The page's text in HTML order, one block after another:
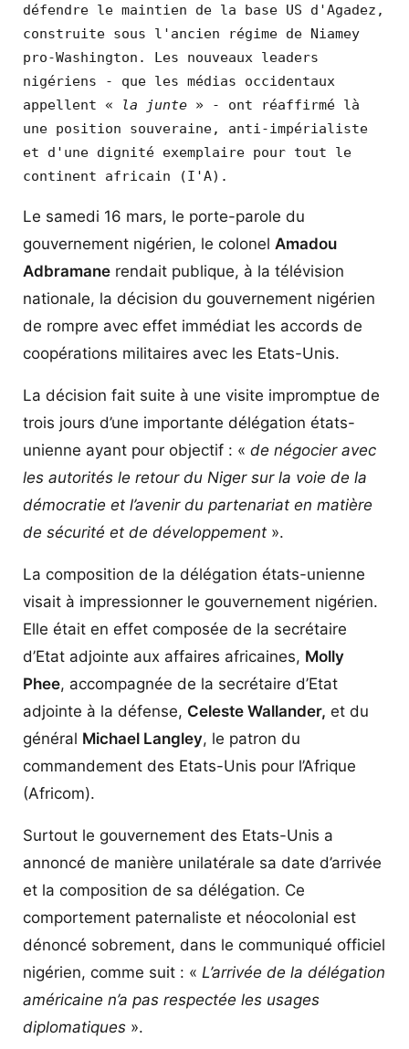
défendre le maintien de la base US d'Agadez,
construite sous l'ancien régime de Niamey
pro-Washington. Les nouveaux leaders
nigériens - que les médias occidentaux
appellent «
la junte » - ont réaffirmé là
une position souveraine, anti-impérialiste
et d'une dignité exemplaire pour tout le
continent africain (I'A).
Le samedi 16 mars, le porte-parole du
gouvernement nigérien, le colonel Amadou
Adbramane rendait publique, à la télévision
nationale, la décision du gouvernement nigérien
de rompre avec effet immédiat les accords de
coopérations militaires avec les Etats-Unis.
La décision fait suite à une visite impromptue de
trois jours d’une importante délégation états-
unienne ayant pour objectif : « de négocier avec
les autorités le retour du Niger sur la voie de la
démocratie et l’avenir du partenariat en matière
de sécurité et de développement ».
La composition de la délégation états-unienne
visait à impressionner le gouvernement nigérien.
Elle était en effet composée de la secrétaire
d’Etat adjointe aux affaires africaines, Molly
Phee, accompagnée de la secrétaire d’Etat
adjointe à la défense, Celeste Wallander, et du
général Michael Langley, le patron du
commandement des Etats-Unis pour l’Afrique
(Africom).
Surtout le gouvernement des Etats-Unis a
annoncé de manière unilatérale sa date d’arrivée
et la composition de sa délégation. Ce
comportement paternaliste et néocolonial est
dénoncé sobrement, dans le communiqué officiel
nigérien, comme suit : « L’arrivée de la délégation
américaine n’a pas respectée les usages
diplomatiques ».